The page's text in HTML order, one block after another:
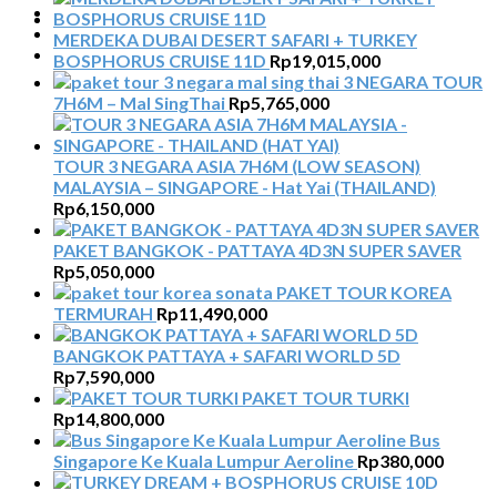
TIKET ATRAKSI
ARTIKEL
KONTAK
MERDEKA DUBAI DESERT SAFARI + TURKEY
BOSPHORUS CRUISE 11D Rp19,015,000
3 NEGARA TOUR
7H6M – Mal SingThai Rp5,765,000
TOUR 3 NEGARA ASIA 7H6M (LOW SEASON)
MALAYSIA – SINGAPORE - Hat Yai (THAILAND)
Rp6,150,000
PAKET BANGKOK - PATTAYA 4D3N SUPER SAVER
Rp5,050,000
PAKET TOUR KOREA
TERMURAH Rp11,490,000
BANGKOK PATTAYA + SAFARI WORLD 5D
Rp7,590,000
PAKET TOUR TURKI
Rp14,800,000
Bus
Singapore Ke Kuala Lumpur Aeroline Rp380,000